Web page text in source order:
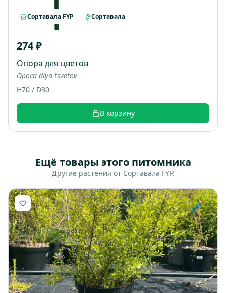
Сортавала FYP Сортавала
274 ₽
Опора для цветов
Opora dlya tsvetov
H70 / D30
В корзину
Ещё товары этого питомника
Другие растения от Сортавала FYP.